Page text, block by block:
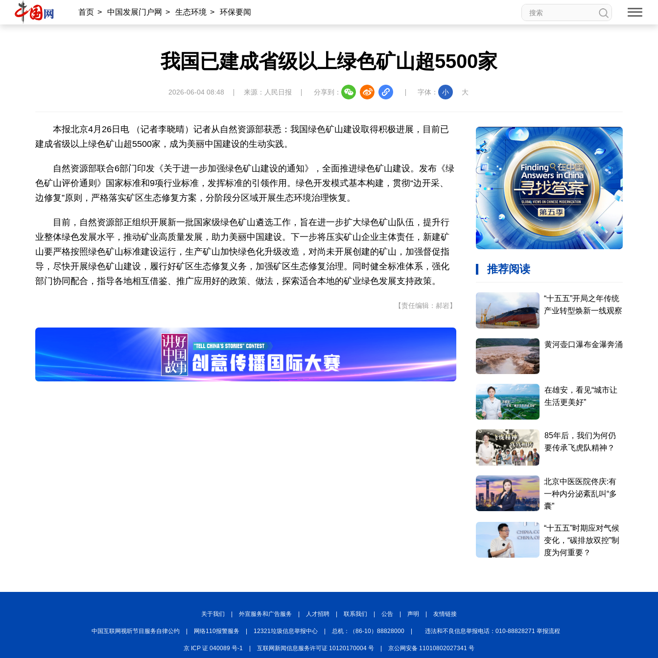
首页 > 中国发展门户网 > 生态环境 > 环保要闻
我国已建成省级以上绿色矿山超5500家
2026-06-04 08:48 来源：人民日报 分享到： 字体： 小 大
本报北京4月26日电 （记者李晓晴）记者从自然资源部获悉：我国绿色矿山建设取得积极进展，目前已
建成省级以上绿色矿山超5500家，成为美丽中国建设的生动实践。
自然资源部联合6部门印发《关于进一步加强绿色矿山建设的通知》，全面推进绿色矿山建设。发布《绿
色矿山评价通则》国家标准和9项行业标准，发挥标准的引领作用。绿色开发模式基本构建，贯彻“边开采、
边修复”原则，严格落实矿区生态修复方案，分阶段分区域开展生态环境治理恢复。
目前，自然资源部正组织开展新一批国家级绿色矿山遴选工作，旨在进一步扩大绿色矿山队伍，提升行
业整体绿色发展水平，推动矿业高质量发展，助力美丽中国建设。下一步将压实矿山企业主体责任，新建矿
山要严格按照绿色矿山标准建设运行，生产矿山加快绿色化升级改造，对尚未开展创建的矿山，加强督促指
导，尽快开展绿色矿山建设，履行好矿区生态修复义务，加强矿区生态修复治理。同时健全标准体系，强化
部门协同配合，指导各地相互借鉴、推广应用好的政策、做法，探索适合本地的矿业绿色发展支持政策。
【责任编辑：郝岩】
关于我们 外宣服务和广告服务 人才招聘 联系我们 公告 声明 友情链接
中国互联网视听节目服务自律公约 网络110报警服务 12321垃圾信息举报中心 总机：（86-10）88828000 违法和不良信息举报电话：010-88828271 举报流程
京 ICP 证 040089 号-1 互联网新闻信息服务许可证 10120170004 号 京公网安备 11010802027341 号